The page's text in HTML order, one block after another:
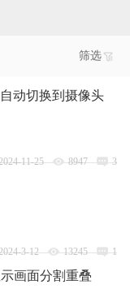
筛选
动切换到摄像头
11-25 8947 3
3-12 13245 1
画面分割重叠